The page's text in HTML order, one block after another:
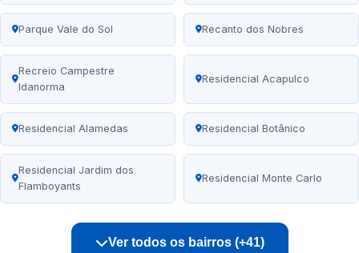
Parque Vale do Sol Recanto dos Nobres
Recreio Campestre
Idanorma
Residencial Acapulco
Residencial Alamedas Residencial Botânico
Residencial Jardim dos
Flamboyants
Residencial Monte Carlo
Ver todos os bairros (+41)